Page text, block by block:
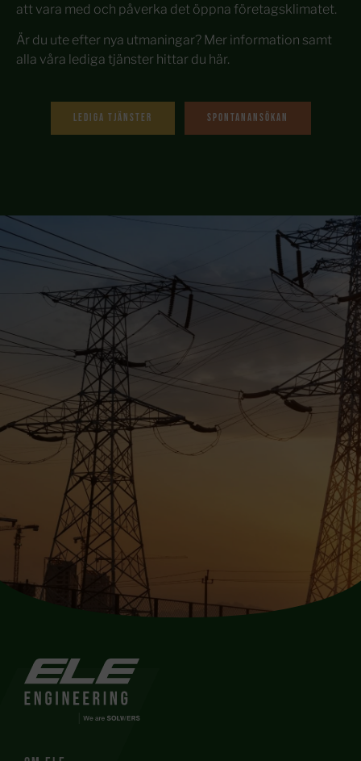
att vara med och påverka det öppna företagsklimatet.
Är du ute efter nya utmaningar? Mer information samt
alla våra lediga tjänster hittar du här.
Lediga tjänster Spontanansökan